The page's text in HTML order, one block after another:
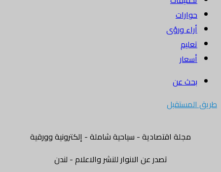
حوارات
أراء ورؤى
تعليم
أسعار
بحث عن
طريق المستقبل
مجلة اقتصادية - سياحية شاملة - إلكترونية وورقية
تصدر عن الانوار للنشر والاعلام - لندن